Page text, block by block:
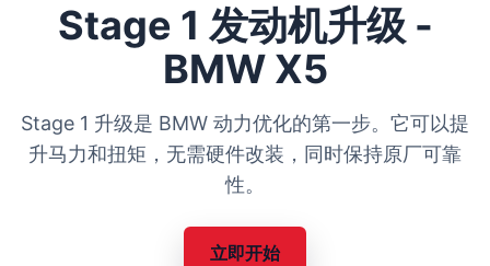
Stage 1 发动机升级 -
BMW X5
Stage 1 升级是 BMW 动力优化的第一步。它可以提
升马力和扭矩，无需硬件改装，同时保持原厂可靠
性。
立即开始